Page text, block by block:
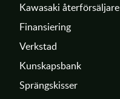
Kawasaki återförsäljare
Finansiering
Verkstad
Kunskapsbank
Sprängskisser